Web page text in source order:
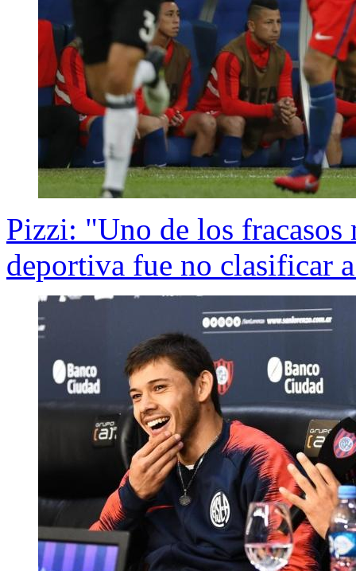
Pizzi: "Uno de los fracasos
deportiva fue no clasificar